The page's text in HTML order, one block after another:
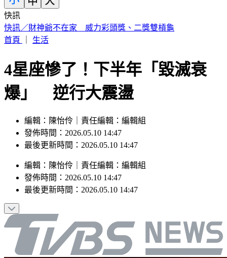
快訊
中國出入境新規將上路 陸委會曝「這類人」最危險
首頁
生活
4星座慘了！下半年「毀滅衰
爆」 逆行大震盪
編輯：陳怡伶｜責任編輯：編輯組
發佈時間：2026.05.10 14:47
最後更新時間：2026.05.10 14:47
編輯 ： 陳怡伶 責任編輯 ： 編輯組
發佈時間： 2026.05.10 14:47
最後更新時間： 2026.05.10 14:47